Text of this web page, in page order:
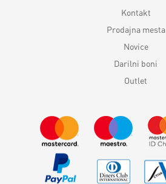
Kontakt
Prodajna mesta
Novice
Darilni boni
Outlet